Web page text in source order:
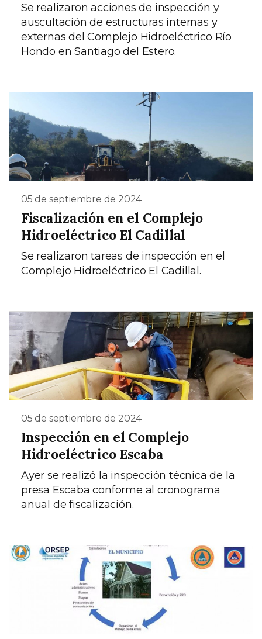
Se realizaron acciones de inspección y
auscultación de estructuras internas y
externas del Complejo Hidroeléctrico Río
Hondo en Santiago del Estero.
05 de septiembre de 2024
Fiscalización en el Complejo
Hidroeléctrico El Cadillal
Se realizaron tareas de inspección en el
Complejo Hidroeléctrico El Cadillal.
05 de septiembre de 2024
Inspección en el Complejo
Hidroeléctrico Escaba
Ayer se realizó la inspección técnica de la
presa Escaba conforme al cronograma
anual de fiscalización.